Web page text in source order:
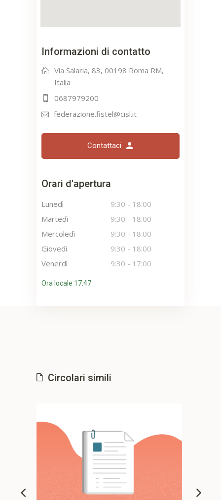
Informazioni di contatto
Via Salaria, 83, 00198 Roma RM,
Italia
0687979200
federazione.fistel@cisl.it
Contattaci
Orari d'apertura
Lunedì 9:30 - 18:00
Martedì
9:30 - 18:00
Mercoledì
9:30 - 18:00
Giovedì
9:30 - 18:00
Venerdì
9:30 - 17:00
Ora locale 17:47
Circolari simili